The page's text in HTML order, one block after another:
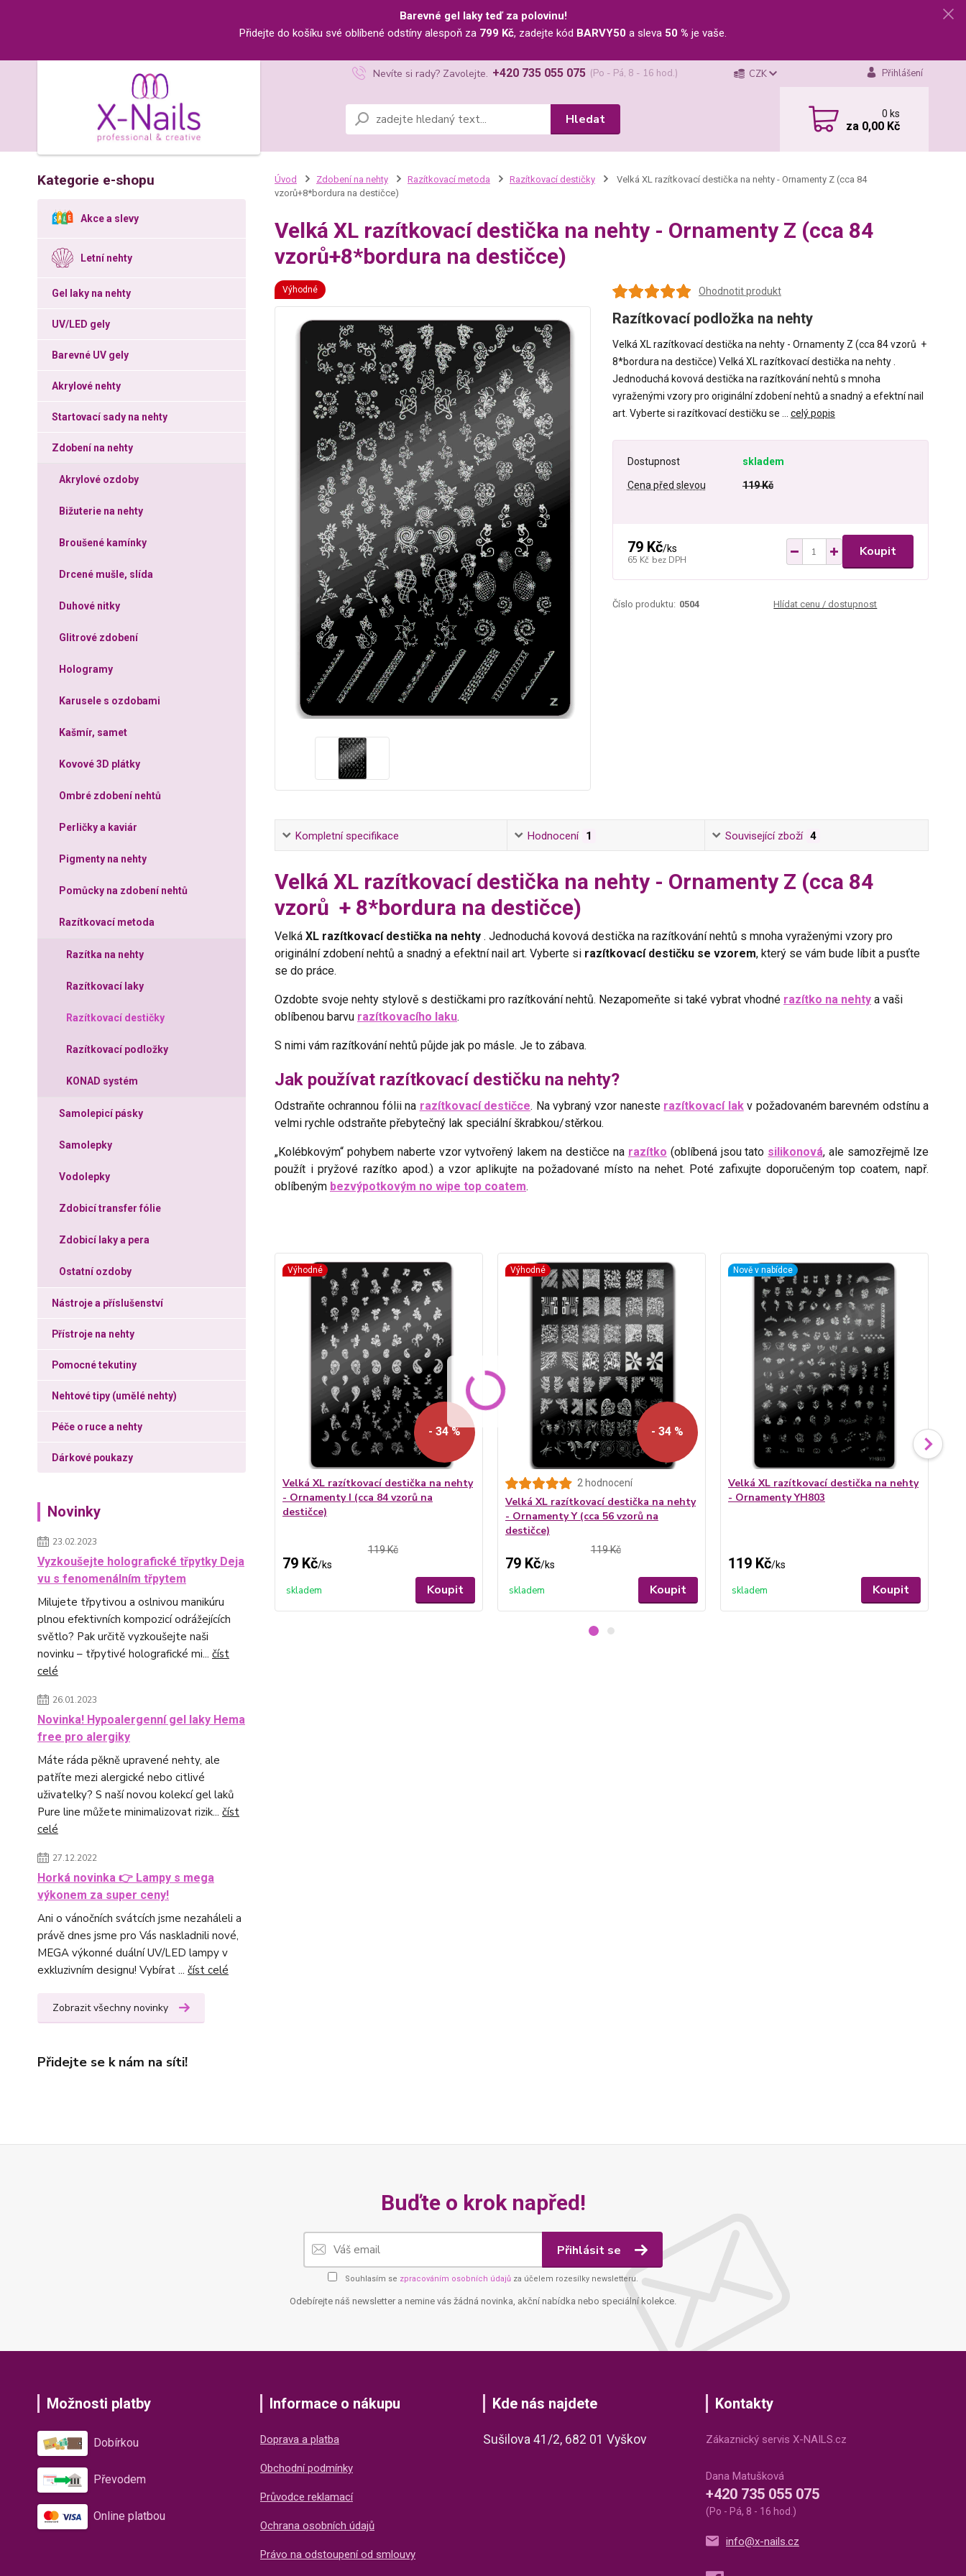
Barevné gel laky teď za polovinu!
Přidejte do košíku své oblíbené odstíny alespoň za 799 Kč, zadejte kód BARVY50 a sleva 50 % je vaše.
CZK Přihlášení
Hledat
Nevíte si rady? Zavolejte. +420 735 055 075 (Po - Pá, 8 - 16 hod.)
0ks
za 0,00 Kč
Kategorie e-shopu
Akce a slevy
Letní nehty
Gel laky na nehty
UV/LED gely
Barevné UV gely
Akrylové nehty
Startovací sady na nehty
Zdobení na nehty
Akrylové ozdoby
Bižuterie na nehty
Broušené kamínky
Drcené mušle, slída
Duhové nitky
Glitrové zdobení
Hologramy
Karusele s ozdobami
Kašmír, samet
Kovové 3D plátky
Ombré zdobení nehtů
Perličky a kaviár
Pigmenty na nehty
Pomůcky na zdobení nehtů
Razítkovací metoda
Razítka na nehty
Razítkovací laky
Razítkovací destičky
Razítkovací podložky
KONAD systém
Samolepicí pásky
Samolepky
Vodolepky
Zdobicí transfer fólie
Zdobicí laky a pera
Ostatní ozdoby
Nástroje a příslušenství
Přístroje na nehty
Pomocné tekutiny
Nehtové tipy (umělé nehty)
Péče o ruce a nehty
Dárkové poukazy
Novinky
23.02.2023
Vyzkoušejte holografické třpytky Deja
vu s fenomenálním třpytem
Milujete třpytivou a oslnivou manikúru
plnou efektivních kompozicí odrážejících
světlo? Pak určitě vyzkoušejte naši
novinku – třpytivé holografické mi... číst
celé
26.01.2023
Novinka! Hypoalergenní gel laky Hema
free pro alergiky
Máte ráda pěkně upravené nehty, ale
patříte mezi alergické nebo citlivé
uživatelky? S naší novou kolekcí gel laků
Pure line můžete minimalizovat rizik... číst
celé
27.12.2022
Horká novinka 👉 Lampy s mega
výkonem za super ceny!
Ani o vánočních svátcích jsme nezaháleli a
právě dnes jsme pro Vás naskladnili nové,
MEGA výkonné duální UV/LED lampy v
exkluzivním designu! Vybírat ... číst celé
Zobrazit všechny novinky
Přidejte se k nám na síti!
Úvod Zdobení na nehty Razítkovací metoda Razítkovací destičky
Velká XL razítkovací destička na nehty - Ornamenty Z (cca 84
vzorů+8*bordura na destičce)
Velká XL razítkovací destička na nehty - Ornamenty Z (cca 84
vzorů+8*bordura na destičce)
Výhodné Ohodnotit produkt
Razítkovací podložka na nehty
Velká XL razítkovací destička na nehty - Ornamenty Z (cca 84 vzorů +
8*bordura na destičce) Velká XL razítkovací destička na nehty .
Jednoduchá kovová destička na razítkování nehtů s mnoha
vyraženými vzory pro originální zdobení nehtů a snadný a efektní nail
art. Vyberte si razítkovací destičku se ... celý popis
Dostupnost skladem
Cena před slevou 119 Kč
79 Kč/ks
65 Kč bez DPH
Koupit
Číslo produktu: 0504 Hlídat cenu / dostupnost
Kompletní specifikace Hodnocení 1 Související zboží 4
Velká XL razítkovací destička na nehty - Ornamenty Z (cca 84
vzorů + 8*bordura na destičce)
Velká XL razítkovací destička na nehty . Jednoduchá kovová destička na razítkování nehtů s mnoha vyraženými vzory pro
originální zdobení nehtů a snadný a efektní nail art. Vyberte si razítkovací destičku se vzorem, který se vám bude líbit a pusťte
se do práce.
Ozdobte svoje nehty stylově s destičkami pro razítkování nehtů. Nezapomeňte si také vybrat vhodné razítko na nehtya vaši
oblíbenou barvu razítkovacího laku.
S nimi vám razítkování nehtů půjde jak po másle. Je to zábava.
Jak používat razítkovací destičku na nehty?
Odstraňte ochrannou fólii na razítkovací destičce. Na vybraný vzor naneste razítkovací lakv požadovaném barevném odstínu a
velmi rychle odstraňte přebytečný lak speciální škrabkou/stěrkou.
„Kolébkovým“ pohybem naberte vzor vytvořený lakem na destičce na razítko (oblíbená jsou tato silikonová, ale samozřejmě lze
použít i pryžové razítko apod.) a vzor aplikujte na požadované místo na nehet. Poté zafixujte doporučeným top coatem, např.
oblíbeným bezvýpotkovým no wipe top coatem.
Výhodné
- 34 %
Velká XL razítkovací destička na nehty
- Ornamenty I (cca 84 vzorů na
destičce)
119 Kč
79 Kč/ks
skladem Koupit
Výhodné
- 34 %
2 hodnocení
Velká XL razítkovací destička na nehty
- Ornamenty Y (cca 56 vzorů na
destičce)
119 Kč
79 Kč/ks
skladem Koupit
Nově v nabídce
Velká XL razítkovací destička na nehty
- Ornamenty YH803
119 Kč/ks
skladem Koupit
Buďte o krok napřed!
Přihlásit se
Souhlasím se zpracováním osobních údajů za účelem rozesílky newsletteru.
Odebírejte náš newsletter a nemine vás žádná novinka, akční nabídka nebo speciální kolekce.
Možnosti platby
Dobírkou
Převodem
Online platbou
Informace o nákupu
Doprava a platba
Obchodní podmínky
Průvodce reklamací
Ochrana osobních údajů
Právo na odstoupení od smlouvy
Kde nás najdete
Sušilova 41/2, 682 01 Vyškov
Kontakty
Zákaznický servis X-NAILS.cz
Dana Matušková
+420 735 055 075
(Po - Pá, 8 - 16 hod.)
info@x-nails.cz